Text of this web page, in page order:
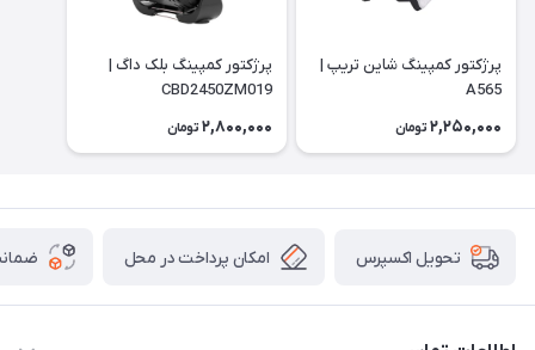
پرژکتور کمپینگ شاین تریپ |
A565
2,250,000 تومان
پرژکتور کمپینگ بلک داگ |
CBD2450ZM019
2,800,000 تومان
تحویل اکسپرس امکان پرداخت در محل